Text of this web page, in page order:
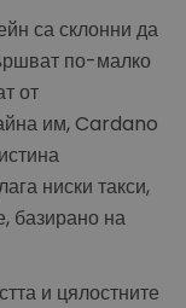
са склонни да
по-малко
от
им, Cardano
ниски такси,
базирано на
и цялостните